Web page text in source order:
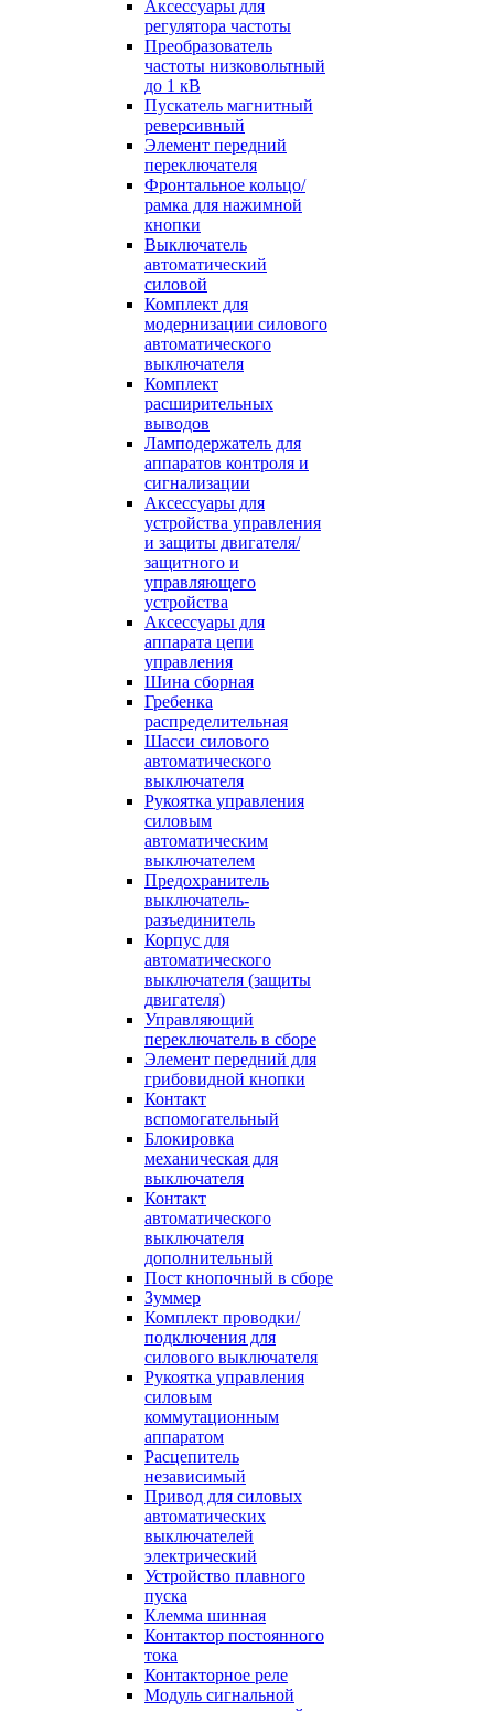
Аксессуары для
регулятора частоты
Преобразователь
частоты низковольтный
до 1 кВ
Пускатель магнитный
реверсивный
Элемент передний
переключателя
Фронтальное кольцо/
рамка для нажимной
кнопки
Выключатель
автоматический
силовой
Комплект для
модернизации силового
автоматического
выключателя
Комплект
расширительных
выводов
Ламподержатель для
аппаратов контроля и
сигнализации
Аксессуары для
устройства управления
и защиты двигателя/
защитного и
управляющего
устройства
Аксессуары для
аппарата цепи
управления
Шина сборная
Гребенка
распределительная
Шасси силового
автоматического
выключателя
Рукоятка управления
силовым
автоматическим
выключателем
Предохранитель
выключатель-
разъединитель
Корпус для
автоматического
выключателя (защиты
двигателя)
Управляющий
переключатель в сборе
Элемент передний для
грибовидной кнопки
Контакт
вспомогательный
Блокировка
механическая для
выключателя
Контакт
автоматического
выключателя
дополнительный
Пост кнопочный в сборе
Зуммер
Комплект проводки/
подключения для
силового выключателя
Рукоятка управления
силовым
коммутационным
аппаратом
Расцепитель
независимый
Привод для силовых
автоматических
выключателей
электрический
Устройство плавного
пуска
Клемма шинная
Контактор постоянного
тока
Контакторное реле
Модуль сигнальной